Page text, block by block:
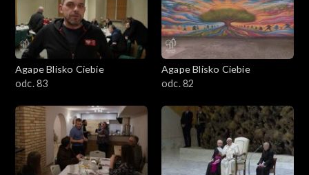
Agape Blisko Ciebie
odc. 83
Agape Blisko Ciebie
odc. 82